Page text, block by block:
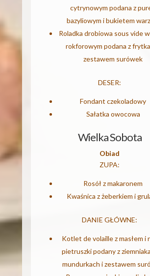
cytrynowym podana z
bazyliowym i bukietem
Roladka drobiowa sous vide
rokforowym podana z
zestawem surówek
DESER:
Fondant czekoladowy
Sałatka owocowa
Wielka Sobota
Obiad
ZUPA:
Rosół z makaronem
Kwaśnica z żeberkiem i
DANIE GŁÓWNE:
Kotlet de volaille z masłem i
pietruszki podany z
mundurkach i zestawem